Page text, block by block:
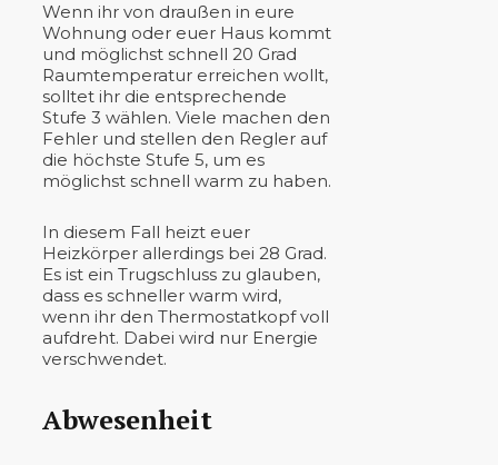
Wenn ihr von draußen in eure
Wohnung oder euer Haus kommt
und möglichst schnell 20 Grad
Raumtemperatur erreichen wollt,
solltet ihr die entsprechende
Stufe 3 wählen. Viele machen den
Fehler und stellen den Regler auf
die höchste Stufe 5, um es
möglichst schnell warm zu haben.
In diesem Fall heizt euer
Heizkörper allerdings bei 28 Grad.
Es ist ein Trugschluss zu glauben,
dass es schneller warm wird,
wenn ihr den Thermostatkopf voll
aufdreht. Dabei wird nur Energie
verschwendet.
Abwesenheit